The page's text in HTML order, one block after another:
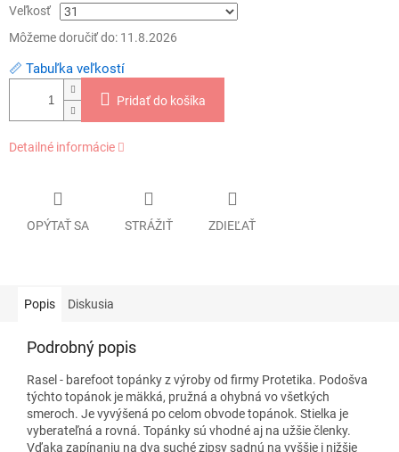
Veľkosť
Môžeme doručiť do: 11.8.2026
📏 Tabuľka veľkostí
Pridať do košíka
Detailné informácie
OPÝTAŤ SA STRÁŽIŤ ZDIEĽAŤ
Popis Diskusia
Podrobný popis
Rasel - barefoot topánky z výroby od firmy Protetika. Podošva
týchto topánok je mäkká, pružná a ohybná vo všetkých
smeroch. Je vyvýšená po celom obvode topánok. Stielka je
vyberateľná a rovná. Topánky sú vhodné aj na užšie členky.
Vďaka zapínaniu na dva suché zipsy sadnú na vyššie i nižšie